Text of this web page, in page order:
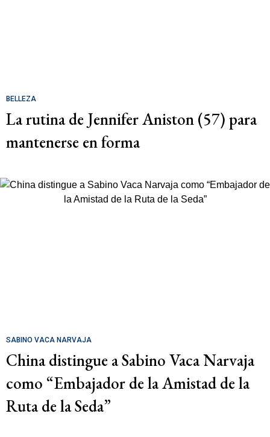
BELLEZA
La rutina de Jennifer Aniston (57) para
mantenerse en forma
SABINO VACA NARVAJA
China distingue a Sabino Vaca Narvaja
como “Embajador de la Amistad de la
Ruta de la Seda”